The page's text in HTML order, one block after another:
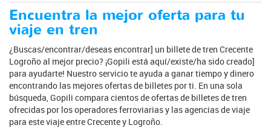
Encuentra la mejor oferta para tu
viaje en tren
¿Buscas/encontrar/deseas encontrar] un billete de tren Crecente
Logroño al mejor precio? ¡Gopili está aquí/existe/ha sido creado]
para ayudarte! Nuestro servicio te ayuda a ganar tiempo y dinero
encontrando las mejores ofertas de billetes por ti. En una sola
búsqueda, Gopili compara cientos de ofertas de billetes de tren
ofrecidas por los operadores ferroviarias y las agencias de viaje
para este viaje entre Crecente y Logroño.